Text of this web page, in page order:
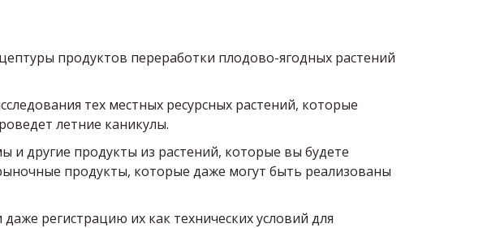
продуктов переработки плодово-ягодных растений
тех местных ресурсных растений, которые
летние каникулы.
и другие продукты из растений, которые вы будете
продукты, которые даже могут быть реализованы
регистрацию их как технических условий для